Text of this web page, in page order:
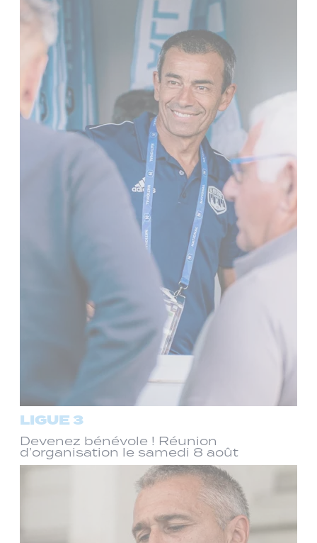
LIGUE 3
Devenez bénévole ! Réunion
d’organisation le samedi 8 août